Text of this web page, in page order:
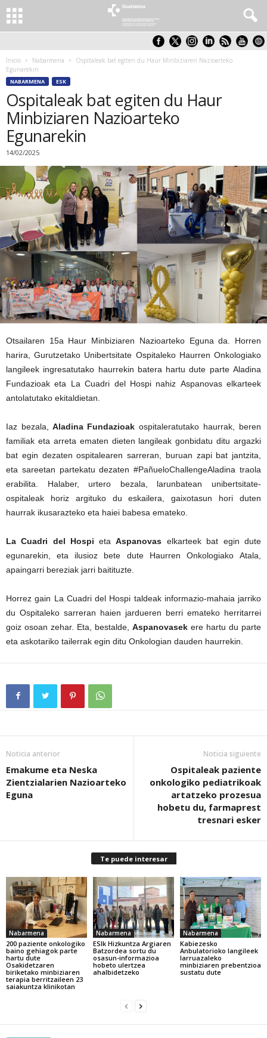
Inicio Nabarmena
Ospitaleak bat egiten du Haur Minbiziaren Nazioarteko
Egunarekin
NABARMENA ESK
Ospitaleak bat egiten du Haur
Minbiziaren Nazioarteko
Egunarekin
14/02/2025
Otsailaren 15a Haur Minbiziaren Nazioarteko Eguna da. Horren
harira, Gurutzetako Unibertsitate Ospitaleko Haurren Onkologiako
langileek ingresatutako haurrekin batera hartu dute parte Aladina
Fundazioak eta La Cuadri del Hospi nahiz Aspanovas elkarteek
antolatutako ekitaldietan.
Iaz bezala, Aladina Fundazioak ospitaleratutako haurrak, beren
familiak eta arreta ematen dieten langileak gonbidatu ditu argazki
bat egin dezaten ospitalearen sarreran, buruan zapi bat jantzita,
eta sareetan partekatu dezaten #PañueloChallengeAladina traola
erabilita. Halaber, urtero bezala, larunbatean unibertsitate-
ospitaleak horiz argituko du eskailera, gaixotasun hori duten
haurrak ikusarazteko eta haiei babesa emateko.
La Cuadri del Hospi eta Aspanovas elkarteek bat egin dute
egunarekin, eta ilusioz bete dute Haurren Onkologiako Atala,
apaingarri bereziak jarri baitituzte.
Horrez gain La Cuadri del Hospi taldeak informazio-mahaia jarriko
du Ospitaleko sarreran haien jardueren berri emateko herritarrei
goiz osoan zehar. Eta, bestalde, Aspanovasek ere hartu du parte
eta askotariko tailerrak egin ditu Onkologian dauden haurrekin.
Noticia anterior
Emakume eta Neska
Zientzialarien Nazioarteko
Eguna
Noticia siguiente
Ospitaleak paziente
onkologiko pediatrikoak
artatzeko prozesua
hobetu du, farmaprest
tresnari esker
Te puede interesar
Nabarmena
200 paziente onkologiko
baino gehiagok parte
hartu dute
Osakidetzaren
biriketako minbiziaren
terapia berritzaileen 23
saiakuntza klinikotan
Nabarmena
ESIk Hizkuntza Argiaren
Batzordea sortu du
osasun-informazioa
hobeto ulertzea
ahalbidetzeko
Nabarmena
Kabiezesko
Anbulatorioko langileek
larruazaleko
minbiziaren prebentzioa
sustatu dute